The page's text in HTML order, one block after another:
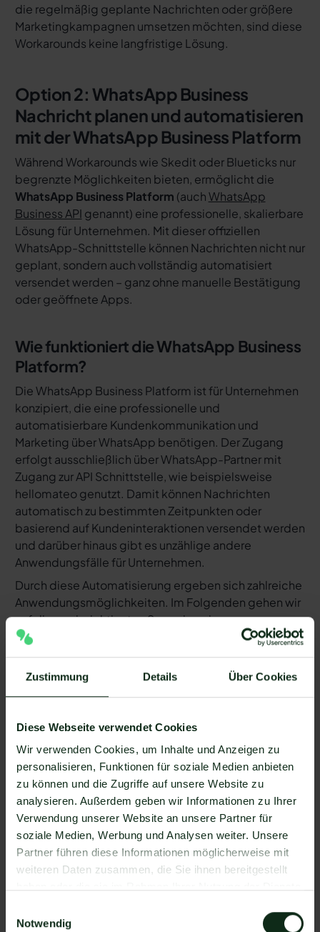
Zustimmung Details Über Cookies
Diese Webseite verwendet Cookies
Wir verwenden Cookies, um Inhalte und Anzeigen zu
personalisieren, Funktionen für soziale Medien anbieten
zu können und die Zugriffe auf unsere Website zu
analysieren. Außerdem geben wir Informationen zu Ihrer
Verwendung unserer Website an unsere Partner für
soziale Medien, Werbung und Analysen weiter. Unsere
Partner führen diese Informationen möglicherweise mit
weiteren Daten zusammen, die Sie ihnen bereitgestellt
Notwendig
die regelmäßig geplante Nachrichten oder größere
Marketingkampagnen umsetzen möchten, sind diese
Workarounds keine langfristige Lösung.
Option 2: WhatsApp Business
Nachricht planen und automatisieren
mit der WhatsApp Business Platform
Während Workarounds wie Skedit oder Blueticks nur
begrenzte Möglichkeiten bieten, ermöglicht die
WhatsApp Business Platform (auchWhatsApp
Business API genannt) eine professionelle, skalierbare
Lösung für Unternehmen. Mit dieser offiziellen
WhatsApp-Schnittstelle können Nachrichten nicht nur
geplant, sondern auch vollständig automatisiert
versendet werden – ganz ohne manuelle Bestätigung
oder geöffnete Apps.
Wie funktioniert die WhatsApp Business
Platform?
Die WhatsApp Business Platform ist für Unternehmen
konzipiert, die eine professionelle und
automatisierbare Kundenkommunikation und
Marketing über WhatsApp benötigen. Der Zugang
erfolgt ausschließlich über WhatsApp-Partner mit
Zugang zur API Schnittstelle, wie beispielsweise
hellomateo genutzt. Damit können Nachrichten
automatisch zu bestimmten Zeitpunkten oder
basierend auf Kundeninteraktionen versendet werden
und darüber hinaus gibt es unzählige andere
Anwendungsfälle für Unternehmen.
Durch diese Automatisierung ergeben sich zahlreiche
Anwendungsmöglichkeiten. Im Folgenden gehen wir
auf die zwei wichtigsten Szenarien ein:
WhatsApp Marketing Newsletter planen
automatisiert versenden
WhatsApp Marketing Newsletter planen
Unternehmen, die regelmäßig mit ihren Kunden über
WhatsApp kommunizieren, setzen zunehmend auf
WhatsApp-Newsletterals Alternative zu klassischen
E-Mail-Newslettern. Besonders im Marketing sind
gezielt geplante Nachrichten entscheidend, um die
richtige Zielgruppe zum optimalen Zeitpunkt zu
erreichen.